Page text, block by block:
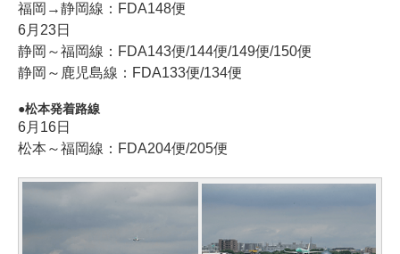
福岡→静岡線：FDA148便
6月23日
静岡～福岡線：FDA143便/144便/149便/150便
静岡～鹿児島線：FDA133便/134便
松本発着路線
6月16日
松本～福岡線：FDA204便/205便